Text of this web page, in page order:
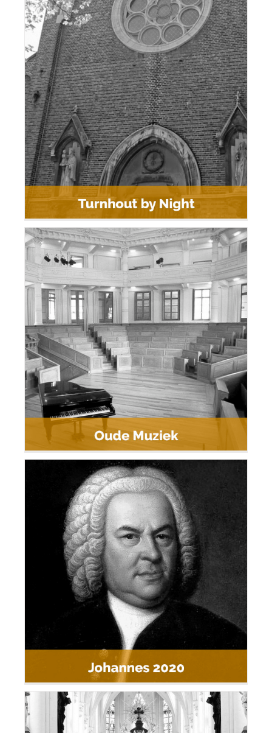
Turnhout by Night
Markant Sint-Truiden
Johannes 2020